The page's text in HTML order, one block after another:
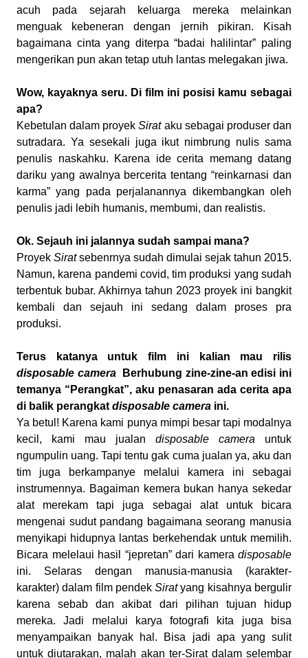
acuh pada sejarah keluarga mereka melainkan
menguak kebeneran dengan jernih pikiran. Kisah
bagaimana cinta yang diterpa “badai halilintar” paling
mengerikan pun akan tetap utuh lantas melegakan jiwa.
Wow, kayaknya seru. Di film ini posisi kamu sebagai
apa?
Kebetulan dalam proyekSirataku sebagai produser dan
sutradara. Ya sesekali juga ikut nimbrung nulis sama
penulis naskahku. Karena ide cerita memang datang
dariku yang awalnya bercerita tentang “reinkarnasi dan
karma” yang pada perjalanannya dikembangkan oleh
penulis jadi lebih humanis, membumi, dan realistis.
Ok. Sejauh ini jalannya sudah sampai mana?
Proyek Siratsebenrnya sudah dimulai sejak tahun 2015.
Namun, karena pandemi covid, tim produksi yang sudah
terbentuk bubar. Akhirnya tahun 2023 proyek ini bangkit
kembali dan sejauh ini sedang dalam proses pra
produksi.
Terus katanya untuk film ini kalian mau rilis
disposable camera
Berhubung zine-zine-an edisi ini
temanya “Perangkat”, aku penasaran ada cerita apa
di balik perangkat disposable camera ini.
Ya betul! Karena kami punya mimpi besar tapi modalnya
kecil, kami mau jualan disposable camera untuk
ngumpulin uang. Tapi tentu gak cuma jualan ya, aku dan
tim juga berkampanye melalui kamera ini sebagai
instrumennya. Bagaiman kemera bukan hanya sekedar
alat merekam tapi juga sebagai alat untuk bicara
mengenai sudut pandang bagaimana seorang manusia
menyikapi hidupnya lantas berkehendak untuk memilih.
Bicara melelaui hasil “jepretan” dari kamera disposable
ini. Selaras dengan manusia-manusia (karakter-
karakter) dalam film pendekSiratyang kisahnya bergulir
karena sebab dan akibat dari pilihan tujuan hidup
mereka. Jadi melalui karya fotografi kita juga bisa
menyampaikan banyak hal. Bisa jadi apa yang sulit
untuk diutarakan, malah akan ter-Sirat dalam selembar